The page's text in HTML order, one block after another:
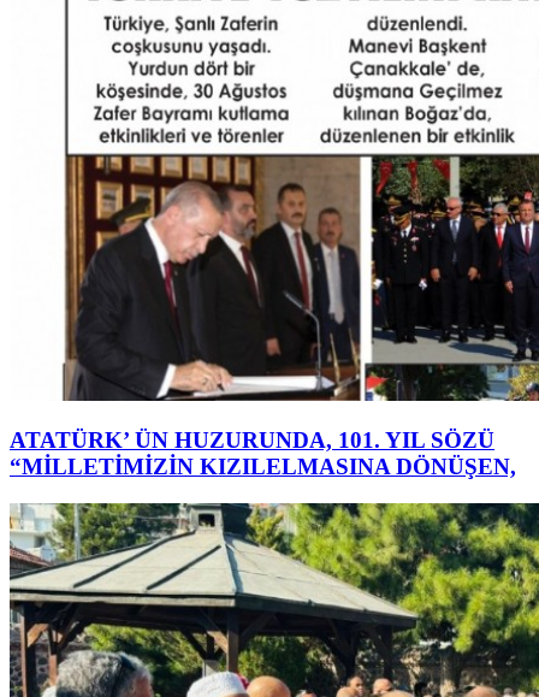
ATATÜRK’ ÜN HUZURUNDA, 101. YIL SÖZÜ
“MİLLETİMİZİN KIZILELMASINA DÖNÜŞEN,